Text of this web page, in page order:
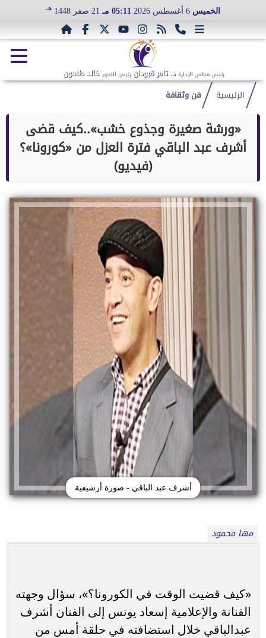
الخميس 05:11 مـ 21 صفر 1448 هـ
رئيس مجلس الإدارة د. تامر قبودان رئيس التحرير خالد طاحون
الرئيسية فن وثقافة
«ورشة صغيرة وجذوع خشب»..كيف قضى
أشرف عبد الباقي فترة العزل من «كورونا»؟
(فيديو)
أشرف عبد الباقي - صورة أرشيفية
مها محمود
«كيف قضيت الوقت في الكورونا؟»، سؤال وجهته
الفنانة والإعلامية إسعاد يونس إلى الفنان أشرف
عبدالباقي خلال استضافته في حلقة أمس من